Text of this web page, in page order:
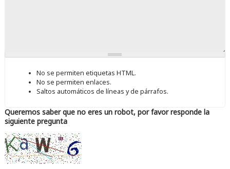
No se permiten etiquetas HTML.
No se permiten enlaces.
Saltos automáticos de líneas y de párrafos.
Queremos saber que no eres un robot, por favor responde la
siguiente pregunta